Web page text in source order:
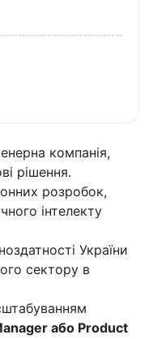
компанія,
рішення.
розробок,
інтелекту
України
сектору в
або Product